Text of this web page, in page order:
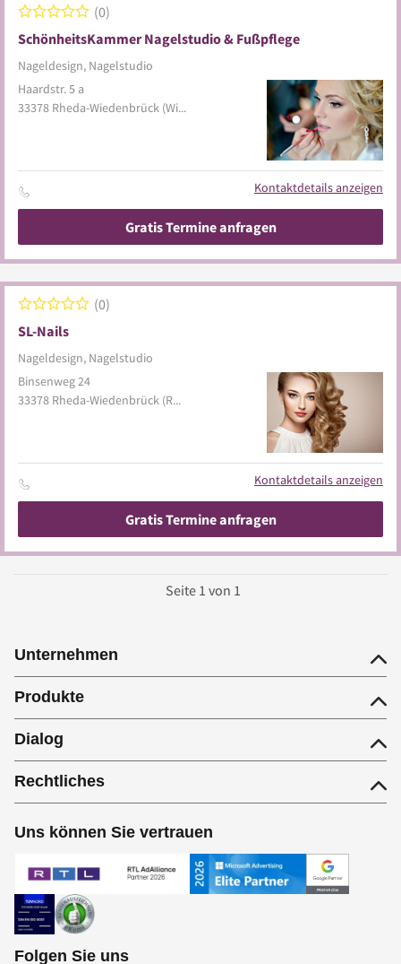
SchönheitsKammer Nagelstudio & Fußpflege
Nageldesign, Nagelstudio
0
Haardstr. 5 a
33378 Rheda-Wiedenbrück (Wiedenbrück)
Kontaktdetails anzeigen
Gratis Termine anfragen
SL-Nails
Nageldesign, Nagelstudio
0
Binsenweg 24
33378 Rheda-Wiedenbrück (Rheda)
Kontaktdetails anzeigen
Gratis Termine anfragen
Seite 1 von 1
Unternehmen
Produkte
Dialog
Rechtliches
Uns können Sie vertrauen
Folgen Sie uns